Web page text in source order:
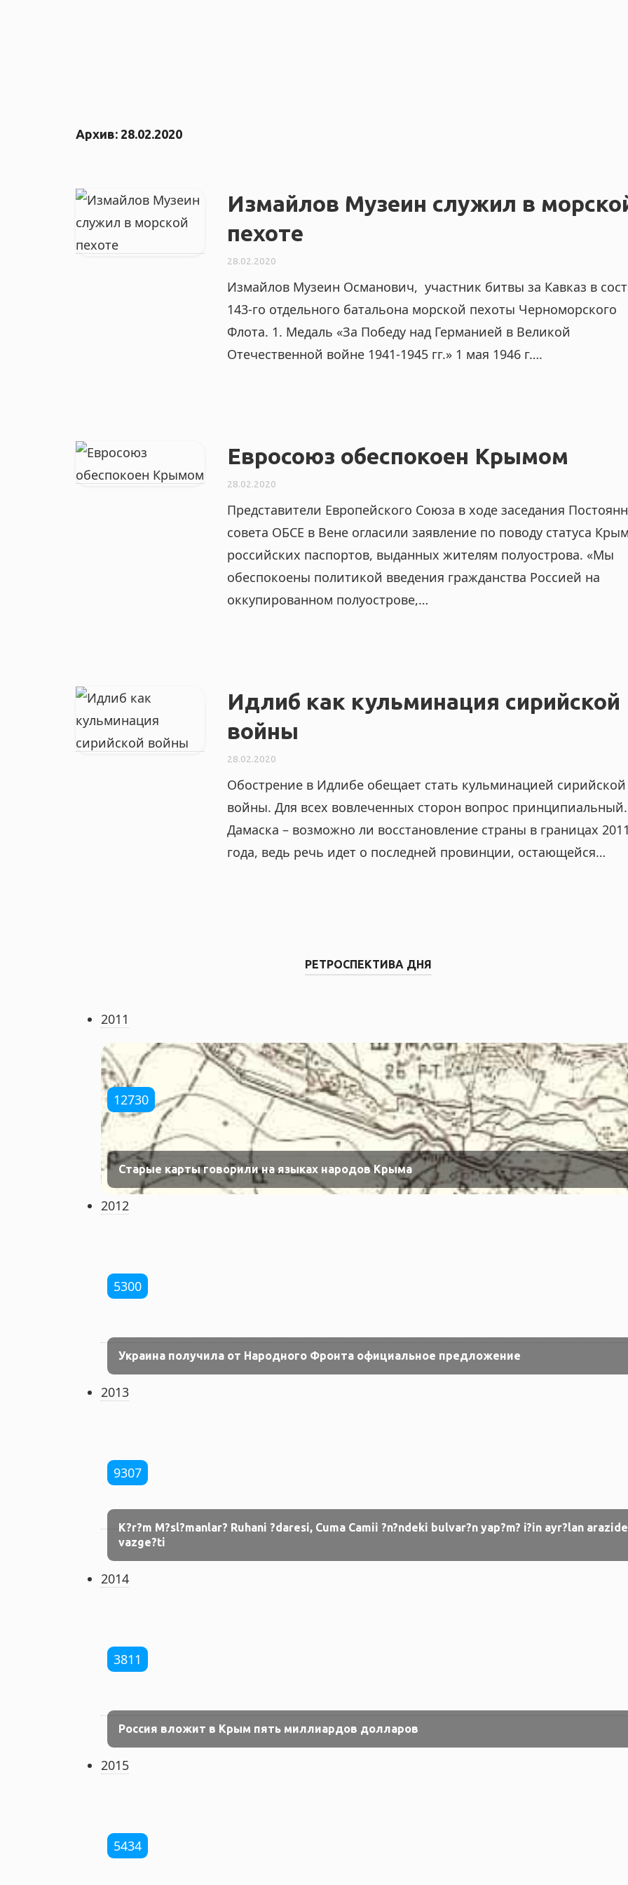
Архив: 28.02.2020
Измайлов Музеин служил в
пехоте
28.02.2020
Измайлов Музеин Османович, участник битвы за Кавказ в
143-го отдельного батальона морской пехоты Черноморского
Флота. 1. Медаль «За Победу над Германией в Великой
Отечественной войне 1941-1945 гг.» 1 мая 1946 г….
Евросоюз обеспокоен Крымом
28.02.2020
Представители Европейского Союза в ходе заседания
совета ОБСЕ в Вене огласили заявление по поводу статуса
российских паспортов, выданных жителям полуострова. «Мы
обеспокоены политикой введения гражданства Россией на
оккупированном полуострове,…
Идлиб как кульминация сирийской
войны
28.02.2020
Обострение в Идлибе обещает стать кульминацией сирийской
войны. Для всех вовлеченных сторон вопрос
Дамаска – возможно ли восстановление страны в границах
года, ведь речь идет о последней провинции, остающейся…
РЕТРОСПЕКТИВА ДНЯ
2011
12730
Старые карты говорили на языках народов Крыма
2012
5300
Украина получила от Народного Фронта официальное предложение
2013
9307
K?r?m M?sl?manlar? Ruhani ?daresi, Cuma Camii ?n?ndeki bulvar?n yap?m? i?in ayr?lan
vazge?ti
2014
3811
Россия вложит в Крым пять миллиардов долларов
2015
5434